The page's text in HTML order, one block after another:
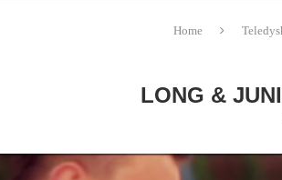
Home
LONG &